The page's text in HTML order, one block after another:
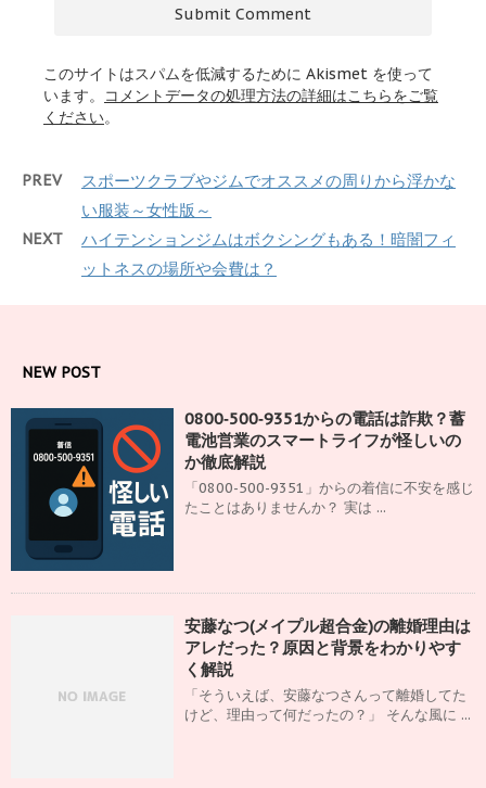
このサイトはスパムを低減するために Akismet を使って
います。
コメントデータの処理方法の詳細はこちらをご覧
ください。
PREV
スポーツクラブやジムでオススメの周りから浮かな
い服装～女性版～
NEXT
ハイテンションジムはボクシングもある！暗闇フィ
ットネスの場所や会費は？
NEW POST
0800‑500‑9351からの電話は詐欺？蓄
電池営業のスマートライフが怪しいの
か徹底解説
「0800-500-9351」からの着信に不安を感じ
たことはありませんか？ 実は ...
安藤なつ(メイプル超合金)の離婚理由は
アレだった？原因と背景をわかりやす
く解説
「そういえば、安藤なつさんって離婚してた
けど、理由って何だったの？」 そんな風に ...